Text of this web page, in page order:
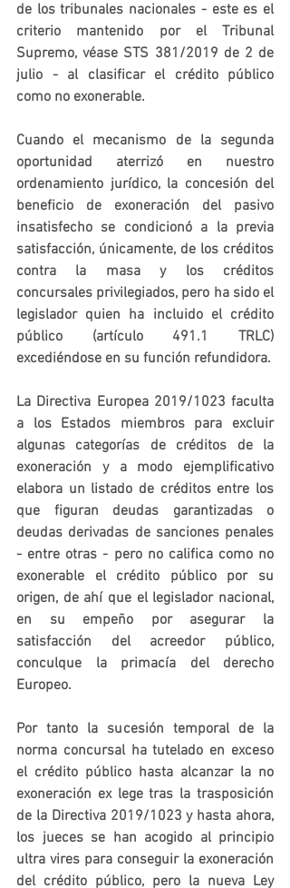
de los tribunales nacionales - este es el
criterio mantenido por el Tribunal
Supremo, véase STS 381/2019 de 2 de
julio - al clasificar el crédito público
como no exonerable.
Cuando el mecanismo de la segunda
oportunidad aterrizó en nuestro
ordenamiento jurídico, la concesión del
beneficio de exoneración del pasivo
insatisfecho se condicionó a la previa
satisfacción, únicamente, de los créditos
contra la masa y los créditos
concursales privilegiados, pero ha sido el
legislador quien ha incluido el crédito
público (artículo 491.1 TRLC)
excediéndose en su función refundidora.
La Directiva Europea 2019/1023 faculta
a los Estados miembros para excluir
algunas categorías de créditos de la
exoneración y a modo ejemplificativo
elabora un listado de créditos entre los
que figuran deudas garantizadas o
deudas derivadas de sanciones penales
- entre otras - pero no califica como no
exonerable el crédito público por su
origen, de ahí que el legislador nacional,
en su empeño por asegurar la
satisfacción del acreedor público,
conculque la primacía del derecho
Europeo.
Por tanto la sucesión temporal de la
norma concursal ha tutelado en exceso
el crédito público hasta alcanzar la no
exoneración ex lege tras la trasposición
de la Directiva 2019/1023 y hasta ahora,
los jueces se han acogido al principio
ultra vires para conseguir la exoneración
del crédito público, pero la nueva Ley